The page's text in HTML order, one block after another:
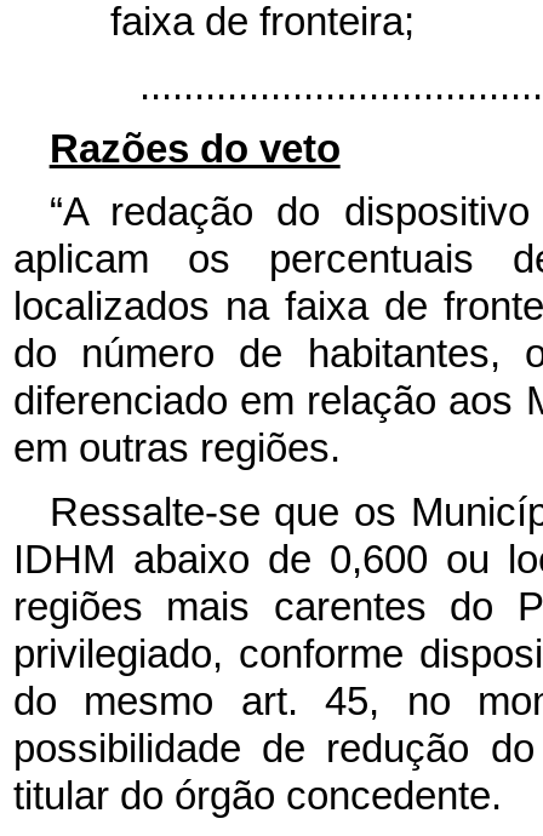
faixa de fronteira;
Razões do veto
“A redação do
aplicam os percentuais
localizados na faixa de
do número de habitantes,
diferenciado em relação aos
em outras regiões.
Ressalte-se que os
IDHM abaixo de 0,600 ou
regiões mais carentes do
privilegiado, conforme
do mesmo art. 45, no
possibilidade de redução
titular do órgão concedente.